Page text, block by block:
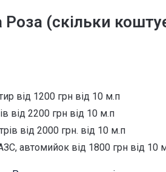
(скільки
від 1200 грн від 10 м.п
від 2200 грн від 10 м.п
від 2000 грн. від 10 м.п
автомийок від 1800 грн від 10